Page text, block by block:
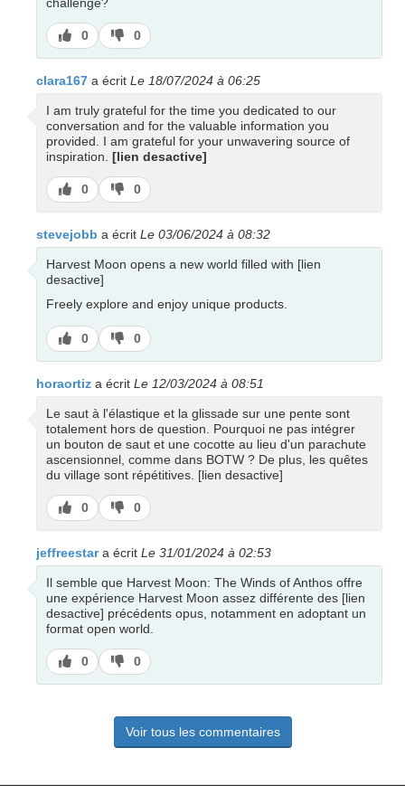
J’aime
0
J’aime
pas
0
clara167 a écrit Le 18/07/2024 à 06:25
I am truly grateful for the time you dedicated to our
conversation and for the valuable information you
provided. I am grateful for your unwavering source of
inspiration. [lien desactive]
J’aime
0
J’aime
pas
0
stevejobb a écrit Le 03/06/2024 à 08:32
Harvest Moon opens a new world filled with [lien
desactive]
Freely explore and enjoy unique products.
J’aime
0
J’aime
pas
0
horaortiz a écrit Le 12/03/2024 à 08:51
Le saut à l'élastique et la glissade sur une pente sont
totalement hors de question. Pourquoi ne pas intégrer
un bouton de saut et une cocotte au lieu d'un parachute
ascensionnel, comme dans BOTW ? De plus, les quêtes
du village sont répétitives. [lien desactive]
J’aime
0
J’aime
pas
0
jeffreestara écrit Le 31/01/2024 à 02:53
Il semble que Harvest Moon: The Winds of Anthos offre
une expérience Harvest Moon assez différente des [lien
desactive] précédents opus, notamment en adoptant un
format open world.
J’aime
0
J’aime
pas
0
Voir tous les commentaires